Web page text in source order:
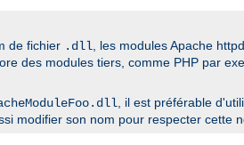
de fichier .dll , les modules Apache
des modules tiers, comme PHP par
, il est préférable
modifier son nom pour respecter cette